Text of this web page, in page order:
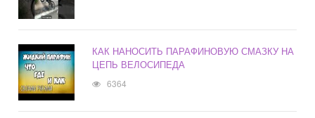
КАК НАНОСИТЬ ПАРАФИНОВУЮ СМАЗКУ НА
ЦЕПЬ ВЕЛОСИПЕДА
6364